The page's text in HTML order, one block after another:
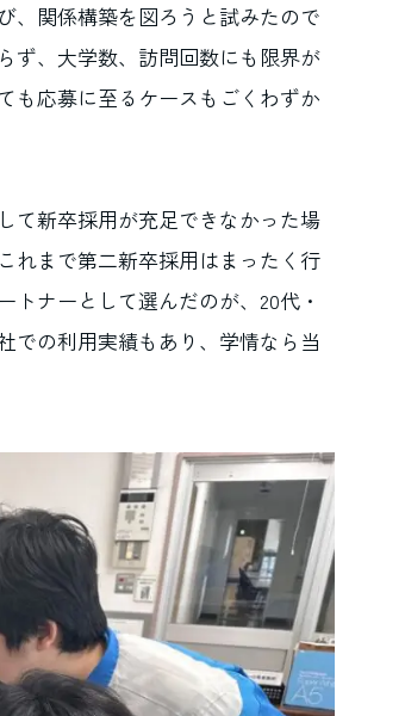
、関係構築を図ろうと試みたので
ず、大学数、訪問回数にも限界が
も応募に至るケースもごくわずか
て新卒採用が充足できなかった場
れまで第二新卒採用はまったく行
ナーとして選んだのが、20代・
での利用実績もあり、学情なら当